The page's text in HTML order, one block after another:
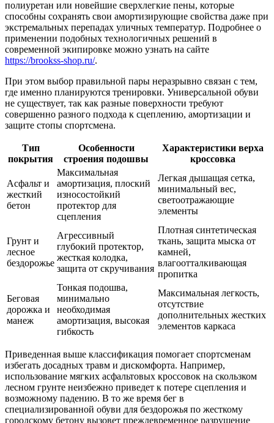
полиуретан или новейшие сверхлегкие пены, которые
способны сохранять свои амортизирующие свойства даже при
экстремальных перепадах уличных температур. Подробнее о
применении подобных технологичных решений в
современной экипировке можно узнать на сайте
https://brookss-shop.ru/.
При этом выбор правильной пары неразрывно связан с тем,
где именно планируются тренировки. Универсальной обуви
не существует, так как разные поверхности требуют
совершенно разного подхода к сцеплению, амортизации и
защите стопы спортсмена.
Тип
покрытия
Особенности
строения подошвы
Характеристики верха
кроссовка
Асфальт и
жесткий
бетон
Максимальная
амортизация, плоский
износостойкий
протектор для
сцепления
Легкая дышащая сетка,
минимальный вес,
светоотражающие
элементы
Грунт и
лесное
бездорожье
Агрессивный
глубокий протектор,
жесткая колодка,
защита от скручивания
Плотная синтетическая
ткань, защита мыска от
камней,
влагоотталкивающая
пропитка
Беговая
дорожка и
манеж
Тонкая подошва,
минимально
необходимая
амортизация, высокая
гибкость
Максимальная легкость,
отсутствие
дополнительных жестких
элементов каркаса
Приведенная выше классификация помогает спортсменам
избегать досадных травм и дискомфорта. Например,
использование мягких асфальтовых кроссовок на скользком
лесном грунте неизбежно приведет к потере сцепления и
возможному падению. В то же время бег в
специализированной обуви для бездорожья по жесткому
городскому бетону вызовет преждевременное разрушение